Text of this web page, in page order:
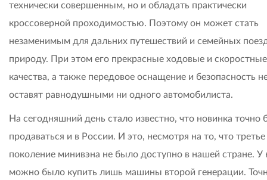
технически совершенным, но и обладать практически
кроссоверной проходимостью. Поэтому он может стать
незаменимым для дальних путешествий и семейных
природу. При этом его прекрасные ходовые и скоростные
качества, а также передовое оснащение и безопасность
оставят равнодушными ни одного автомобилиста.
На сегодняшний день стало известно, что новинка точно
продаваться и в России. И это, несмотря на то, что третье
поколение минивэна не было доступно в нашей стране. У
можно было купить лишь машины второй генерации.